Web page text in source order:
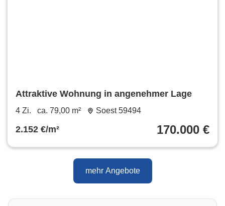
Attraktive Wohnung in angenehmer Lage
4 Zi. ca. 79,00 m² Soest 59494
2.152 €/m² 170.000 €
mehr Angebote